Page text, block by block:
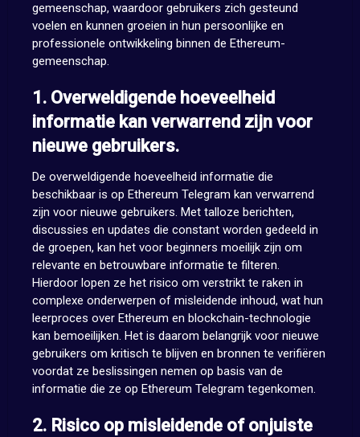
gemeenschap, waardoor gebruikers zich gesteund
voelen en kunnen groeien in hun persoonlijke en
professionele ontwikkeling binnen de Ethereum-
gemeenschap.
1. Overweldigende hoeveelheid
informatie kan verwarrend zijn voor
nieuwe gebruikers.
De overweldigende hoeveelheid informatie die
beschikbaar is op Ethereum Telegram kan verwarrend
zijn voor nieuwe gebruikers. Met talloze berichten,
discussies en updates die constant worden gedeeld in
de groepen, kan het voor beginners moeilijk zijn om
relevante en betrouwbare informatie te filteren.
Hierdoor lopen ze het risico om verstrikt te raken in
complexe onderwerpen of misleidende inhoud, wat hun
leerproces over Ethereum en blockchain-technologie
kan bemoeilijken. Het is daarom belangrijk voor nieuwe
gebruikers om kritisch te blijven en bronnen te verifiëren
voordat ze beslissingen nemen op basis van de
informatie die ze op Ethereum Telegram tegenkomen.
2. Risico op misleidende of onjuiste